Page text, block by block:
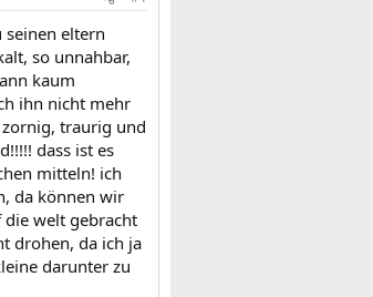
eltern
so unnahbar,
kaum
ihn nicht mehr
traurig und
dass ist es
mitteln! ich
da können wir
die welt gebracht
drohen, da ich ja
darunter zu